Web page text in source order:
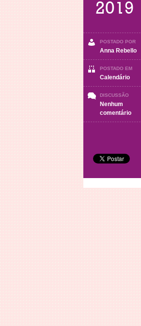
2019
POSTADO POR
Anna Rebello
POSTADO EM
Calendário
DISCUSSÃO
Nenhum
comentárioem